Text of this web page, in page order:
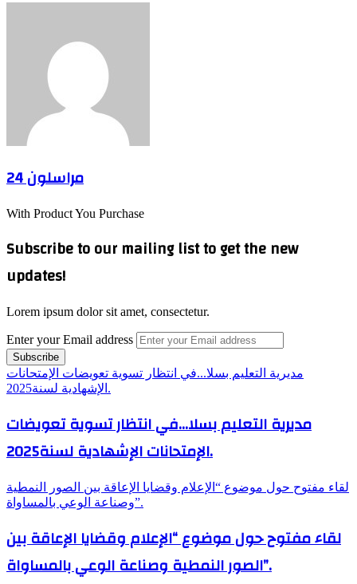
مراسلون 24
With Product You Purchase
Subscribe to our mailing list to get the new
updates!
Lorem ipsum dolor sit amet, consectetur.
Enter your Email address
مديرية التعليم بسلا...في انتظار تسوية تعويضات الإمتحانات
الإشهادية لسنة2025.
مديرية التعليم بسلا...في انتظار تسوية تعويضات
الإمتحانات الإشهادية لسنة2025.
لقاء مفتوح حول موضوع “الإعلام وقضايا الإعاقة بين الصور النمطية
وصناعة الوعي بالمساواة”.
لقاء مفتوح حول موضوع “الإعلام وقضايا الإعاقة بين
الصور النمطية وصناعة الوعي بالمساواة”.